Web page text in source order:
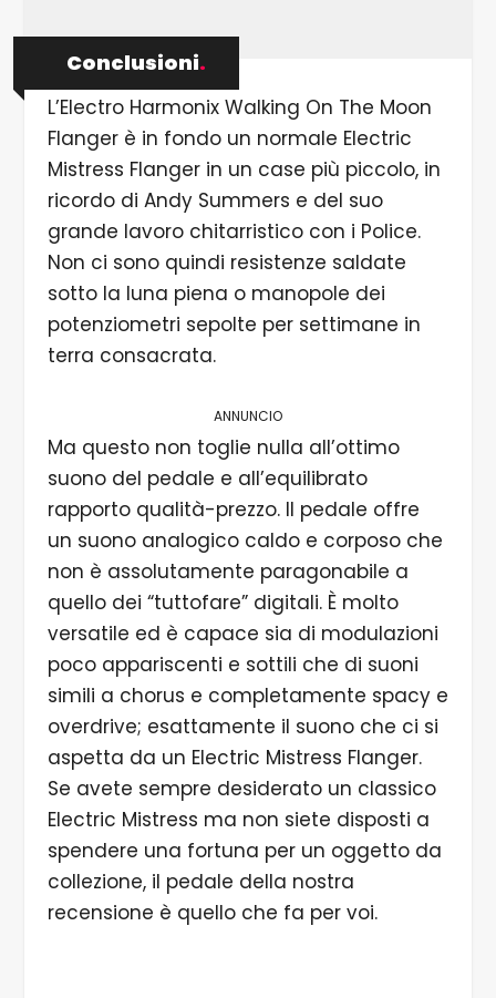
Conclusioni.
L’Electro Harmonix Walking On The Moon
Flanger è in fondo un normale Electric
Mistress Flanger in un case più piccolo, in
ricordo di Andy Summers e del suo
grande lavoro chitarristico con i Police.
Non ci sono quindi resistenze saldate
sotto la luna piena o manopole dei
potenziometri sepolte per settimane in
terra consacrata.
ANNUNCIO
Ma questo non toglie nulla all’ottimo
suono del pedale e all’equilibrato
rapporto qualità-prezzo. Il pedale offre
un suono analogico caldo e corposo che
non è assolutamente paragonabile a
quello dei “tuttofare” digitali. È molto
versatile ed è capace sia di modulazioni
poco appariscenti e sottili che di suoni
simili a chorus e completamente spacy e
overdrive; esattamente il suono che ci si
aspetta da un Electric Mistress Flanger.
Se avete sempre desiderato un classico
Electric Mistress ma non siete disposti a
spendere una fortuna per un oggetto da
collezione, il pedale della nostra
recensione è quello che fa per voi.